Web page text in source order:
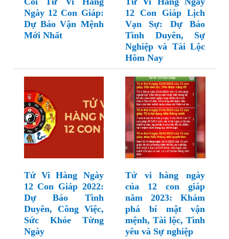
Ngày 12 Con Giáp:
Dự Báo Vận Mệnh
Mới Nhất
12 Con Giáp Lịch
Vạn Sự: Dự Báo
Tình Duyên, Sự
Nghiệp và Tài Lộc
Hôm Nay
Tử Vi Hàng Ngày
12 Con Giáp 2022:
Dự Báo Tình
Duyên, Công Việc,
Sức Khỏe Từng
Ngày
Tử vi hàng ngày
của 12 con giáp
năm 2023: Khám
phá bí mật vận
mệnh, Tài lộc, Tình
yêu và Sự nghiệp